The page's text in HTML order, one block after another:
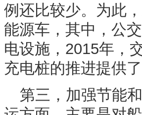
例还比较少。为此
能源车，其中，公
电设施，2015年，
充电桩的推进提供
第三，加强节能